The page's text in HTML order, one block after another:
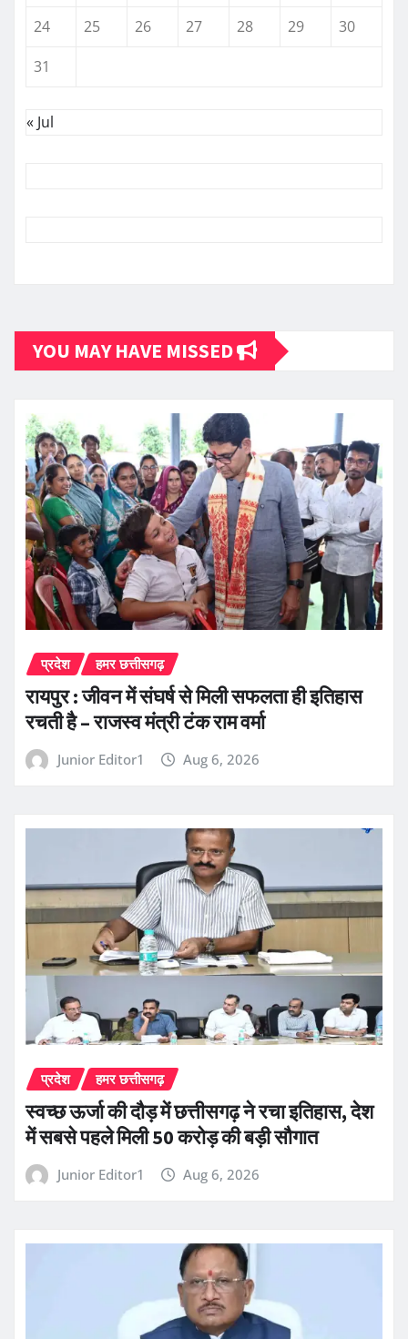
24 25 26 27 28 29
30
31
« Jul
YOU MAY HAVE MISSED
प्रदेश हमर छत्तीसगढ़
रायपुर : जीवन में संघर्ष से मिली सफलता ही इतिहास
रचती है – राजस्व मंत्री टंक राम वर्मा
Junior Editor1 Aug 6, 2026
प्रदेश हमर छत्तीसगढ़
स्वच्छ ऊर्जा की दौड़ में छत्तीसगढ़ ने रचा इतिहास, देश
में सबसे पहले मिली 50 करोड़ की बड़ी सौगात
Junior Editor1 Aug 6, 2026